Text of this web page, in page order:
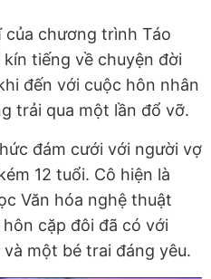
của chương trình Táo
tiếng về chuyện đời
đến với cuộc hôn nhân
trải qua một lần đổ vỡ.
đám cưới với người vợ
12 tuổi. Cô hiện là
Văn hóa nghệ thuật
cặp đôi đã có với
một bé trai đáng yêu.